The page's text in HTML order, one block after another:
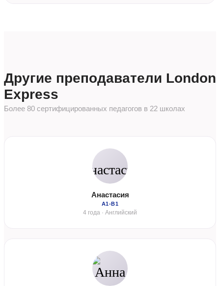
Другие преподаватели London
Express
Более 80 сертифицированных педагогов в 22 школах
Анастасия
А1-В1
4 года · Английский